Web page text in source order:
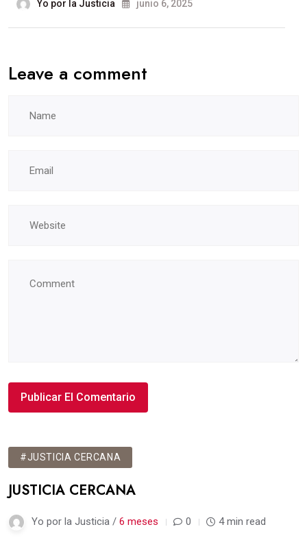
Yo por la Justicia junio 6, 2025
Leave a comment
#JUSTICIA CERCANA
JUSTICIA CERCANA
Yo por la Justicia / 6 meses 0 4 min read